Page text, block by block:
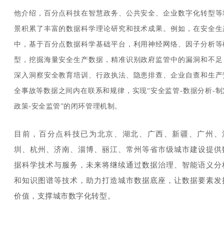
他介绍，百分点科技在智慧政务、公共安全、企业数字化转型等
景积累了丰富的数据科学理论研究和技术成果。例如，在安全生
中，基于百分点数据科学基础平台，利用神经网络、因子分析等
型，挖掘海量安全生产数据，精准识别政府监管中的漏洞和不足
深入洞察安全教育培训、行政执法、隐患排查、企业自查和生产
全事故等数据之间内在联系和规律，实现“安全监管-数据分析-制
政策-安全监管”的闭环管理机制。
目前，百分点科技已为北京、湖北、广西、新疆、广州、
圳、杭州、济南、淄博、丽江、常州等省市级城市建设提供
据科学技术与服务，未来将继续通过数据治理、智能语义分
和知识图谱等技术，助力打造城市数据底座，让数据要素发
价值，支撑城市数字化转型 。